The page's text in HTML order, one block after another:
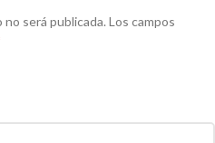
será publicada. Los campos